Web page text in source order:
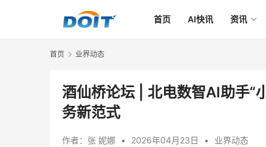
首页 AI快讯 资讯
首页 业界动态
酒仙桥论坛 | 北电数智AI助手“
务新范式
作者： 张 妮娜 • 2026年04月23日 • 业界动态